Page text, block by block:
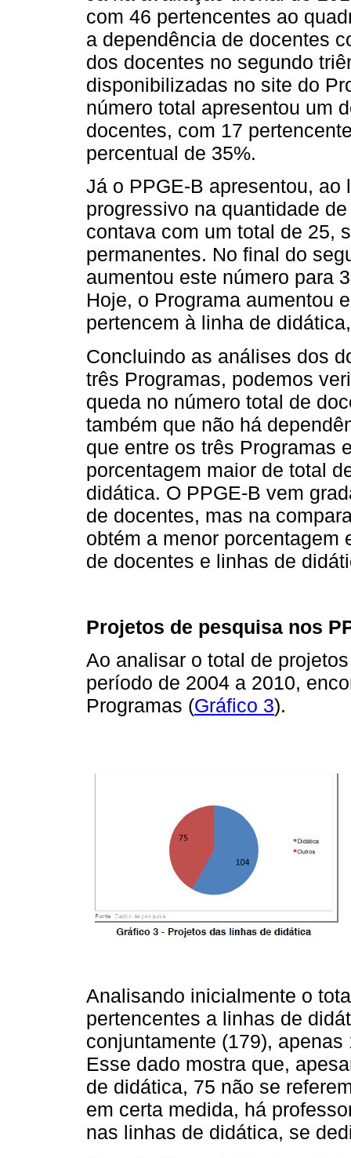
com 46 pertencentes ao
a dependência de docentes
dos docentes no segundo
disponibilizadas no site do
número total apresentou um
docentes, com 17
percentual de 35%.
Já o PPGE-B apresentou,
progressivo na quantidade
contava com um total de 25,
permanentes. No final do
aumentou este número para
Hoje, o Programa aumentou
pertencem à linha de
Concluindo as análises dos
três Programas, podemos
queda no número total de
também que não há
que entre os três Programas
porcentagem maior de total
didática. O PPGE-B vem
de docentes, mas na
obtém a menor porcentagem
de docentes e linhas de
Projetos de pesquisa nos
Ao analisar o total de
período de 2004 a 2010,
Programas (Gráfico 3).
Analisando inicialmente o
pertencentes a linhas de
conjuntamente (179),
Esse dado mostra que,
de didática, 75 não se
em certa medida, há
nas linhas de didática, se